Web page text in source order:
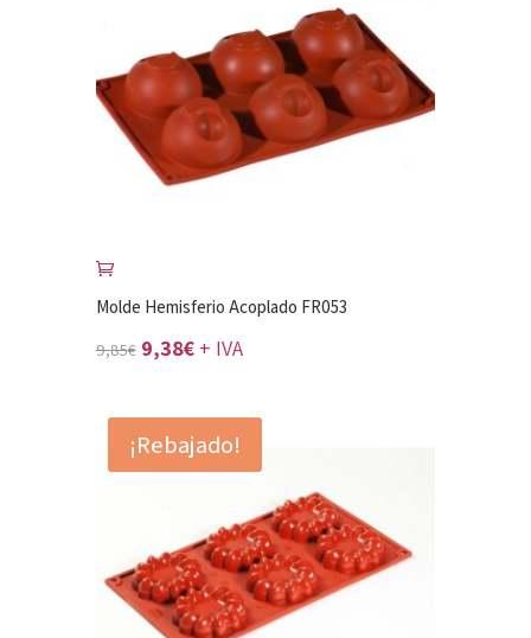
Molde Hemisferio Acoplado FR053
9,85€ El
original
era:
9,38€El
actual
es:
+ IVA
¡Rebajado!